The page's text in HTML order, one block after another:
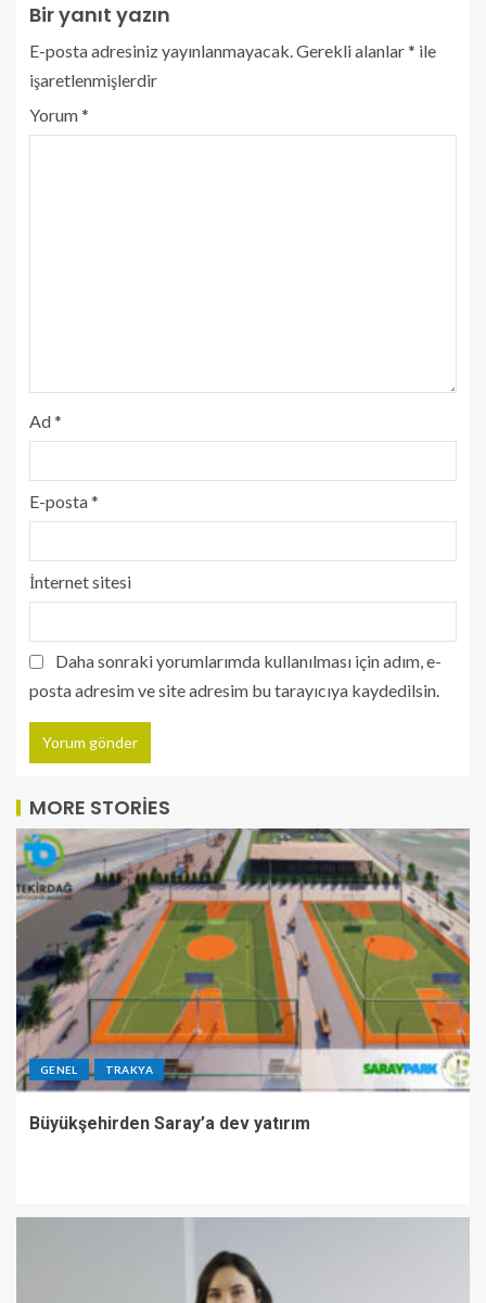
Bir yanıt yazın
E-posta adresiniz yayınlanmayacak.Gerekli alanlar* ile
işaretlenmişlerdir
Yorum*
Ad*
E-posta*
İnternet sitesi
Daha sonraki yorumlarımda kullanılması için adım, e-
posta adresim ve site adresim bu tarayıcıya kaydedilsin.
MORE STORIES
GENEL TRAKYA
Büyükşehirden Saray’a dev yatırım